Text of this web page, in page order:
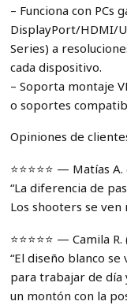
– Funciona con PCs
DisplayPort/HDMI/
Series) a
cada dispositivo.
– Soporta montaje
o soportes
Opiniones de
⭐️⭐️⭐️⭐️⭐️ — Matías
“La diferencia de
Los shooters se ven
⭐️⭐️⭐️⭐️⭐️ — Camila
“El diseño blanco
para trabajar de día
un montón con la